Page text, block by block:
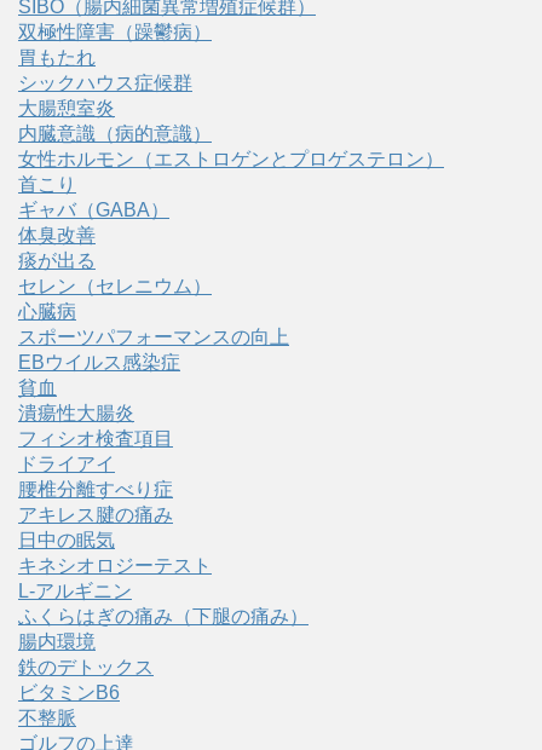
SIBO（腸内細菌異常増殖症候群）
双極性障害（躁鬱病）
胃もたれ
シックハウス症候群
大腸憩室炎
内臓意識（病的意識）
女性ホルモン（エストロゲンとプロゲステロン）
首こり
ギャバ（GABA）
体臭改善
痰が出る
セレン（セレニウム）
心臓病
スポーツパフォーマンスの向上
EBウイルス感染症
貧血
潰瘍性大腸炎
フィシオ検査項目
ドライアイ
腰椎分離すべり症
アキレス腱の痛み
日中の眠気
キネシオロジーテスト
L-アルギニン
ふくらはぎの痛み（下腿の痛み）
腸内環境
鉄のデトックス
ビタミンB6
不整脈
ゴルフの上達